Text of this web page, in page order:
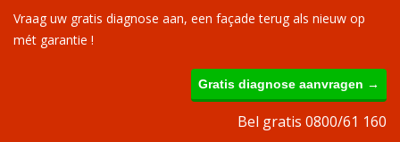
Vraag uw gratis diagnose aan, een façade terug als nieuw op
mét garantie !
Gratis diagnose aanvragen →
Bel gratis 0800/61 160